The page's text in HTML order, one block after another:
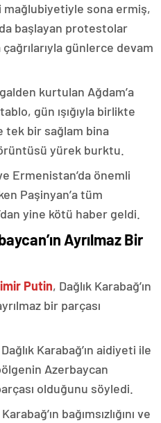
mağlubiyetiyle sona ermiş,
başlayan protestolar
günlerce devam
kurtulan Ağdam’a
gün ışığıyla birlikte
tek bir sağlam bina
yürek burktu.
Ermenistan’da önemli
Paşinyan’a tüm
yine kötü haber geldi.
Ayrılmaz Bir
Putin, Dağlık Karabağ’ın
bir parçası
Karabağ’ın aidiyeti ile
Azerbaycan
olduğunu söyledi.
bağımsızlığını ve